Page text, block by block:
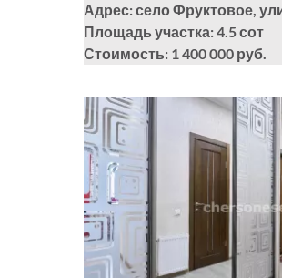
Адрес: село Фруктовое,
Площадь участка: 4.5сот
Стоимость: 1 400 000 руб.